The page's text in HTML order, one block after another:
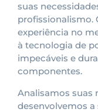
suas
profissionalismo.
experiência no
à tecnologia de
impecáveis e
componentes.
Analisamos suas
desenvolvemos